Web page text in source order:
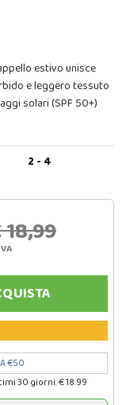
estivo unisce
e leggero tessuto
solari (SPF 50+)
2 - 4
€50
30 giorni: € 18.99